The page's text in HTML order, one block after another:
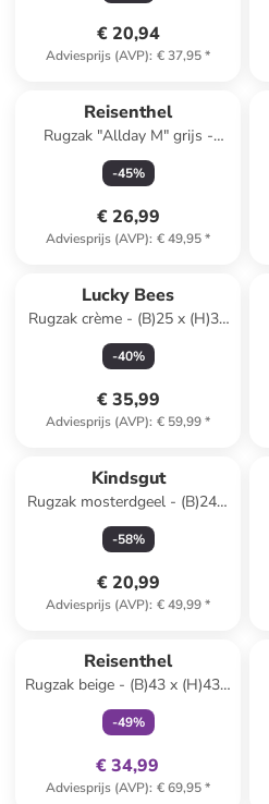
€ 20,94
Adviesprijs (AVP): € 37,95*
Reisenthel
Rugzak "Allday M" grijs -
(B)30 x (H)39 x (D)13 cm
-45%
€ 26,99
Adviesprijs (AVP): € 49,95*
Lucky Bees
Rugzak crème - (B)25 x (H)30
x (D)12 cm
-40%
€ 35,99
Adviesprijs (AVP): € 59,99*
Kindsgut
Rugzak mosterdgeel - (B)24 x
(H)32 x (D)12 cm
-58%
€ 20,99
Adviesprijs (AVP): € 49,99*
Reisenthel
Rugzak beige - (B)43 x (H)43 x
(D)17 cm
-49%
€ 34,99
Adviesprijs (AVP): € 69,95*